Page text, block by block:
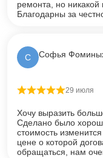
ремонта, но
Благодарны за
С Софья
Оценка5из 5
29 июля
Хочу выразить
Сделано было
стоимость
цене о которой
обращаться, нам